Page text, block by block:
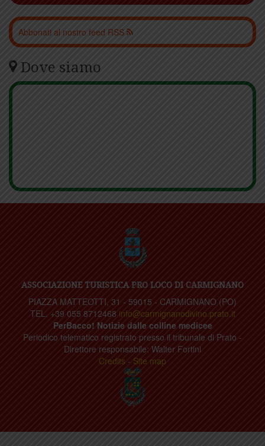
Abbonati al nostro feed RSS
Dove siamo
ASSOCIAZIONE TURISTICA PRO LOCO DI CARMIGNANO
PIAZZA MATTEOTTI, 31 - 59015 - CARMIGNANO (PO)
TEL. +39 055 8712468 info@carmignanodivino.prato.it
PerBacco! Notizie dalle colline medicee
Periodico telematico registrato presso il tribunale di Prato -
Direttore responsabile: Walter Fortini
Credits - Site map